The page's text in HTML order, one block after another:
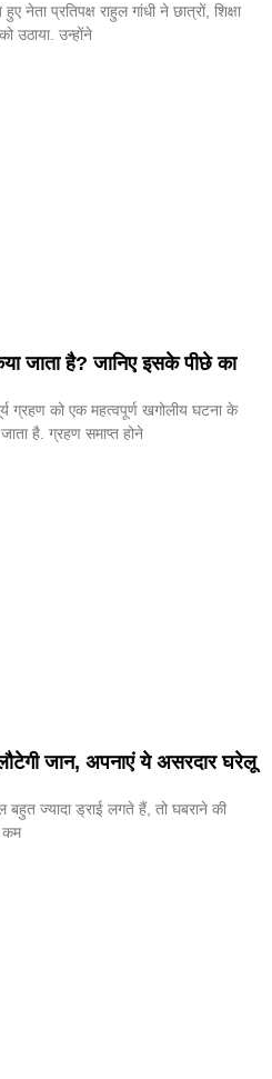
प्रतिपक्ष राहुल गांधी ने छात्रों, शिक्षा
उठाया. उन्होंने
जाता है? जानिए इसके पीछे का
ग्रहण को एक महत्वपूर्ण खगोलीय घटना के
है. ग्रहण समाप्त होने
जान, अपनाएं ये असरदार घरेलू
ज्यादा ड्राई लगते हैं, तो घबराने की
कम